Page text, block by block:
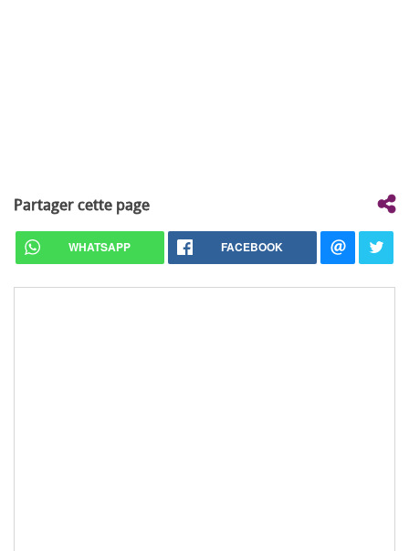
Partager cette page
WHATSAPP FACEBOOK